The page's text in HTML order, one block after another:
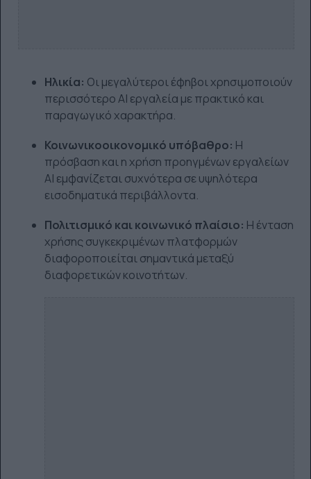
Ηλικία: Οι μεγαλύτεροι έφηβοι χρησιμοποιούν
περισσότερο AI εργαλεία με πρακτικό και
παραγωγικό χαρακτήρα.
Κοινωνικοοικονομικό υπόβαθρο: Η
πρόσβαση και η χρήση προηγμένων εργαλείων
AI εμφανίζεται συχνότερα σε υψηλότερα
εισοδηματικά περιβάλλοντα.
Πολιτισμικό και κοινωνικό πλαίσιο: Η ένταση
χρήσης συγκεκριμένων πλατφορμών
διαφοροποιείται σημαντικά μεταξύ
διαφορετικών κοινοτήτων.